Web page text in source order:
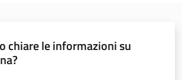
chiare le informazioni su